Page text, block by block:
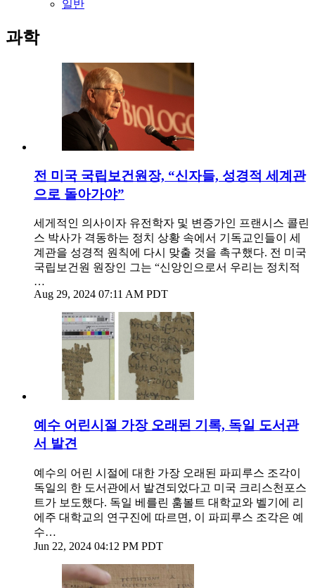
일반
과학
전 미국 국립보건원장, “신자들, 성경적 세계관
으로 돌아가야”
세게적인 의사이자 유전학자 및 변증가인 프랜시스 콜린
스 박사가 격동하는 정치 상황 속에서 기독교인들이 세
계관을 성경적 원칙에 다시 맞출 것을 촉구했다. 전 미국
국립보건원 원장인 그는 “신앙인으로서 우리는 정치적
…
Aug 29, 2024 07:11 AM PDT
예수 어린시절 가장 오래된 기록, 독일 도서관
서 발견
예수의 어린 시절에 대한 가장 오래된 파피루스 조각이
독일의 한 도서관에서 발견되었다고 미국 크리스천포스
트가 보도했다. 독일 베를린 훔볼트 대학교와 벨기에 리
에주 대학교의 연구진에 따르면, 이 파피루스 조각은 예
수…
Jun 22, 2024 04:12 PM PDT